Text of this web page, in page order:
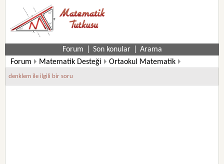
Forum Son konular
Arama
Forum
Matematik Desteği
Ortaokul Matematik
7. Sınıf Matematik Soruları
denklem ile ilgili bir soru